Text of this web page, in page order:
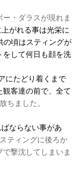
・ダラスが現れま
がれる事は光栄に
の頃はスティングが
をして何日も顔を洗
にたどり着くまで
客達の前で、全て
ちました。
ならない事があ
ティングに後ろか
撃沈してしまいま